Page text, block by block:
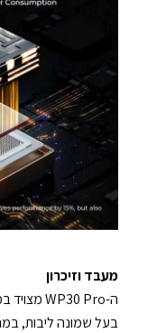
מעבד וזיכרון